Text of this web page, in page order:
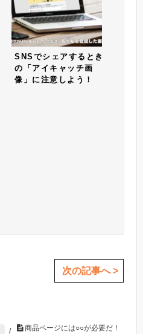
SNSでシェアするとき
の「アイキャッチ画
像」に注意しよう！
次の記事へ >
/ 商品ページには○○が必要だ！